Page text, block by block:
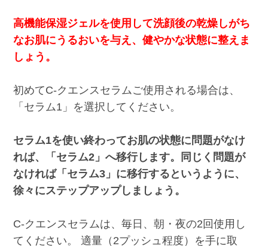
高機能保湿ジェルを使用して洗顔後の乾燥しがち
なお肌にうるおいを与え、健やかな状態に整えま
しょう。
初めてC-クエンスセラムご使用される場合は、
「セラム1」を選択してください。
セラム1を使い終わってお肌の状態に問題がなけ
れば、「セラム2」へ移行します。同じく問題が
なければ「セラム3」に移行するというように、
徐々にステップアップしましょう。
C-クエンスセラムは、毎日、朝・夜の2回使用し
てください。 適量（2プッシュ程度）を手に取